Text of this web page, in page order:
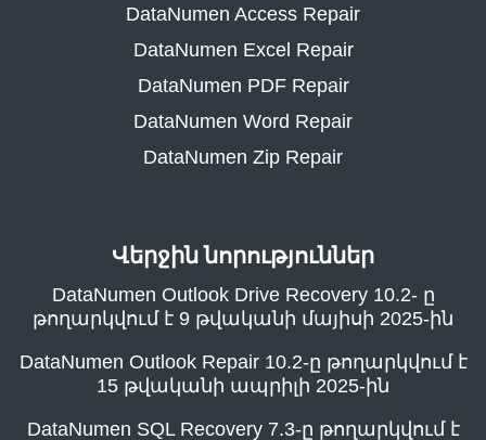
DataNumen Access Repair
DataNumen Excel Repair
DataNumen PDF Repair
DataNumen Word Repair
DataNumen Zip Repair
Վերջին նորություններ
DataNumen Outlook Drive Recovery 10.2- ը
թողարկվում է 9 թվականի մայիսի 2025-ին
DataNumen Outlook Repair 10.2-ը թողարկվում է
15 թվականի ապրիլի 2025-ին
DataNumen SQL Recovery 7.3-ը թողարկվում է